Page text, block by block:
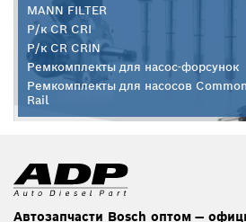
MANN FILTER
Р/к CR CRI
Р/к CR CRIN
Ремкомплекты для насос-форсунок
Ремкомплекты для насосов Common
Rail
Автозапчасти Bosch оптом —